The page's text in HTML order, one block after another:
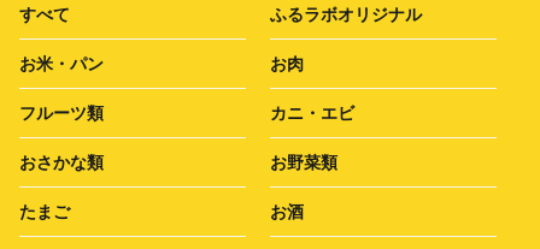
すべて ふるラボオリジナル
お米・パン お肉
フルーツ類 カニ・エビ
おさかな類 お野菜類
たまご お酒